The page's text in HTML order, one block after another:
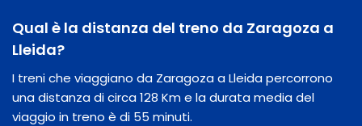
Qual è la distanza del treno da Zaragoza a
Lleida?
I treni che viaggiano da Zaragoza a Lleida percorrono
una distanza di circa 128 Km e la durata media del
viaggio in treno è di 55 minuti.